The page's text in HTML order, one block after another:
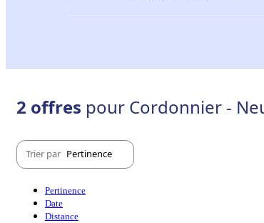
2 offres pour Cordonnier -
Trier par Pertinence
Pertinence
Date
Distance